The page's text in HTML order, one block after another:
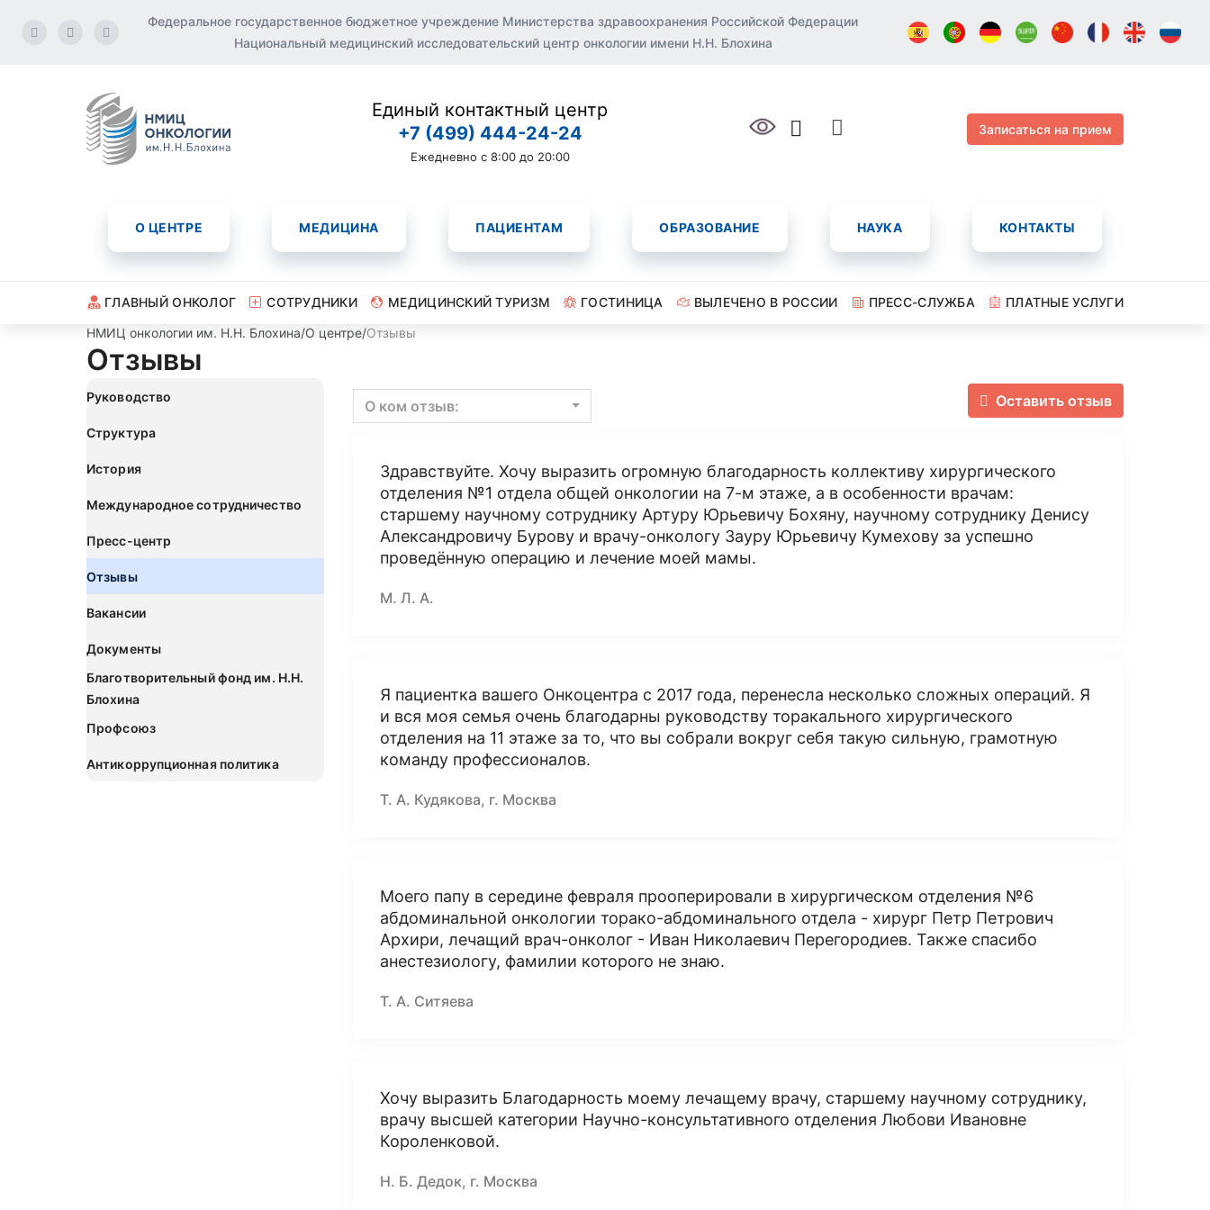
Федеральное государственное бюджетное учреждение Министерства здравоохранения Российской Федерации
Национальный медицинский исследовательский центр онкологии имени Н.Н. Блохина
Единый контактный центр
+7 (499) 444-24-24
Ежедневно с 8:00 до 20:00
Записаться на прием
О ЦЕНТРЕ МЕДИЦИНА ПАЦИЕНТАМ ОБРАЗОВАНИЕ НАУКА КОНТАКТЫ
ГЛАВНЫЙ ОНКОЛОГ СОТРУДНИКИ МЕДИЦИНСКИЙ ТУРИЗМ ГОСТИНИЦА ВЫЛЕЧЕНО В РОССИИ ПРЕСС-СЛУЖБА
ПЛАТНЫЕ УСЛУГИ
НМИЦ онкологии им. Н.Н. Блохина/О центре/Отзывы
Отзывы
Руководство
Структура
История
Международное сотрудничество
Пресс-центр
Отзывы
Вакансии
Документы
Благотворительный фонд им. Н.Н.
Блохина
Профсоюз
Антикоррупционная политика
Оставить отзыв
О ком отзыв:
Здравствуйте. Хочу выразить огромную благодарность коллективу хирургического
отделения №1 отдела общей онкологии на 7-м этаже, а в особенности врачам:
старшему научному сотруднику Артуру Юрьевичу Бохяну, научному сотруднику Денису
Александровичу Бурову и врачу-онкологу Зауру Юрьевичу Кумехову за успешно
проведённую операцию и лечение моей мамы.
М. Л. А.
Я пациентка вашего Онкоцентра с 2017 года, перенесла несколько сложных операций. Я
и вся моя семья очень благодарны руководству торакального хирургического
отделения на 11 этаже за то, что вы собрали вокруг себя такую сильную, грамотную
команду профессионалов.
Т. А. Кудякова, г. Москва
Моего папу в середине февраля прооперировали в хирургическом отделения №6
абдоминальной онкологии торако-абдоминального отдела - хирург Петр Петрович
Архири, лечащий врач-онколог - Иван Николаевич Перегородиев. Также спасибо
анестезиологу, фамилии которого не знаю.
Т. А. Ситяева
Хочу выразить Благодарность моему лечащему врачу, старшему научному сотруднику,
врачу высшей категории Научно-консультативного отделения Любови Ивановне
Короленковой.
Н. Б. Дедок, г. Москва